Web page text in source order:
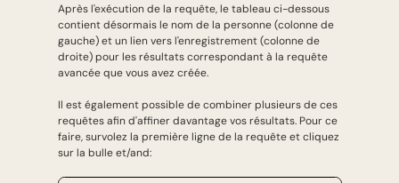
Après l'exécution de la requête, le tableau ci-dessous
contient désormais le nom de la personne (colonne de
gauche) et un lien vers l'enregistrement (colonne de
droite) pour les résultats correspondant à la requête
avancée que vous avez créée.
Il est également possible de combiner plusieurs de ces
requêtes afin d'affiner davantage vos résultats. Pour ce
faire, survolez la première ligne de la requête et cliquez
sur la bulle et/and: